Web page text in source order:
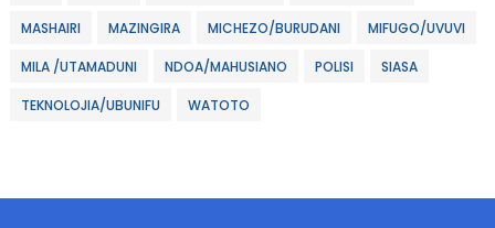
MASHAIRI MAZINGIRA MICHEZO/BURUDANI MIFUGO/UVUVI
MILA /UTAMADUNI NDOA/MAHUSIANO POLISI SIASA
TEKNOLOJIA/UBUNIFU WATOTO